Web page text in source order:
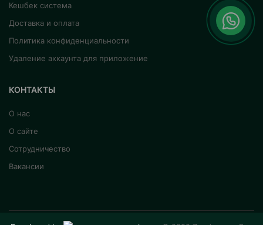
Кешбек система
Доставка и оплата
Политика конфиденциальности
Удаление аккаунта для приложение
КОНТАКТЫ
О нас
О сайте
Сотрудничество
Вакансии